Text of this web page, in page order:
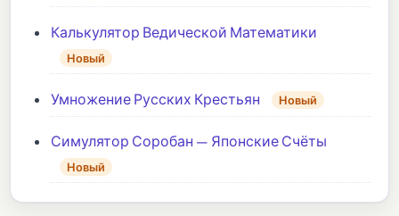
Калькулятор Ведической Математики
Новый
Умножение Русских Крестьян Новый
Симулятор Соробан — Японские Счёты
Новый